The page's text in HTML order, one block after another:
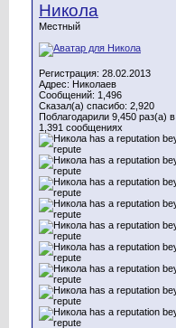
Никола
Местный
Регистрация: 28.02.2013
Адрес: Николаев
Сообщений: 1,496
Сказал(а) спасибо: 2,920
Поблагодарили 9,450 раз(а) в
1,391 сообщениях